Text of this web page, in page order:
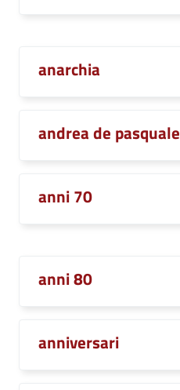
anarchia
andrea de pasquale
anni 70
anni 80
anniversari